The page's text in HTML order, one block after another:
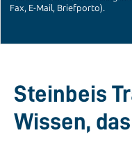
Steinbeis
Wissen,